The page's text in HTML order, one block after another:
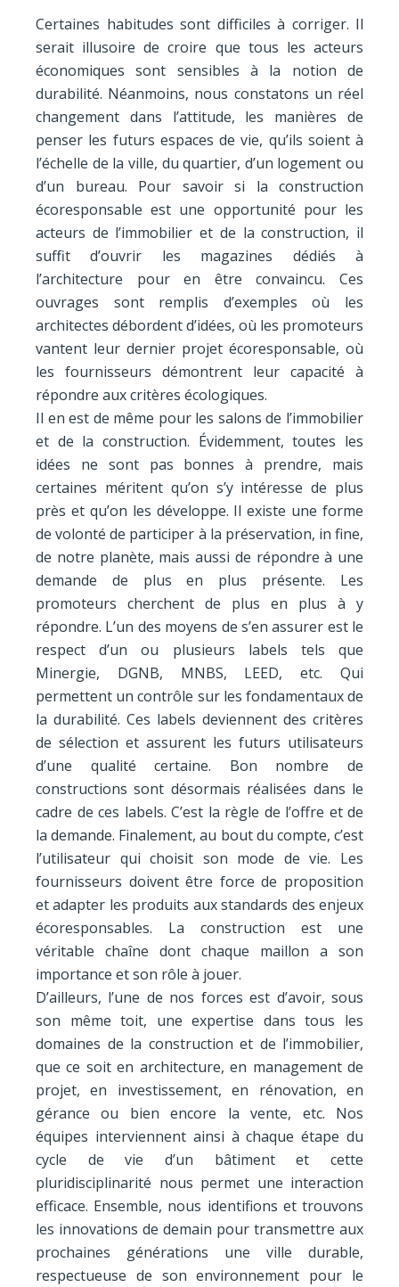
Certaines habitudes sont difficiles à corriger. Il
serait illusoire de croire que tous les acteurs
économiques sont sensibles à la notion de
durabilité. Néanmoins, nous constatons un réel
changement dans l’attitude, les manières de
penser les futurs espaces de vie, qu’ils soient à
l’échelle de la ville, du quartier, d’un logement ou
d’un bureau. Pour savoir si la construction
écoresponsable est une opportunité pour les
acteurs de l’immobilier et de la construction, il
suffit d’ouvrir les magazines dédiés à
l’architecture pour en être convaincu. Ces
ouvrages sont remplis d’exemples où les
architectes débordent d’idées, où les promoteurs
vantent leur dernier projet écoresponsable, où
les fournisseurs démontrent leur capacité à
répondre aux critères écologiques.
Il en est de même pour les salons de l’immobilier
et de la construction. Évidemment, toutes les
idées ne sont pas bonnes à prendre, mais
certaines méritent qu’on s’y intéresse de plus
près et qu’on les développe. Il existe une forme
de volonté de participer à la préservation, in fine,
de notre planète, mais aussi de répondre à une
demande de plus en plus présente. Les
promoteurs cherchent de plus en plus à y
répondre. L’un des moyens de s’en assurer est le
respect d’un ou plusieurs labels tels que
Minergie, DGNB, MNBS, LEED, etc. Qui
permettent un contrôle sur les fondamentaux de
la durabilité. Ces labels deviennent des critères
de sélection et assurent les futurs utilisateurs
d’une qualité certaine. Bon nombre de
constructions sont désormais réalisées dans le
cadre de ces labels. C’est la règle de l’offre et de
la demande. Finalement, au bout du compte, c’est
l’utilisateur qui choisit son mode de vie. Les
fournisseurs doivent être force de proposition
et adapter les produits aux standards des enjeux
écoresponsables. La construction est une
véritable chaîne dont chaque maillon a son
importance et son rôle à jouer.
D’ailleurs, l’une de nos forces est d’avoir, sous
son même toit, une expertise dans tous les
domaines de la construction et de l’immobilier,
que ce soit en architecture, en management de
projet, en investissement, en rénovation, en
gérance ou bien encore la vente, etc. Nos
équipes interviennent ainsi à chaque étape du
cycle de vie d’un bâtiment et cette
pluridisciplinarité nous permet une interaction
efficace. Ensemble, nous identifions et trouvons
les innovations de demain pour transmettre aux
prochaines générations une ville durable,
respectueuse de son environnement pour le